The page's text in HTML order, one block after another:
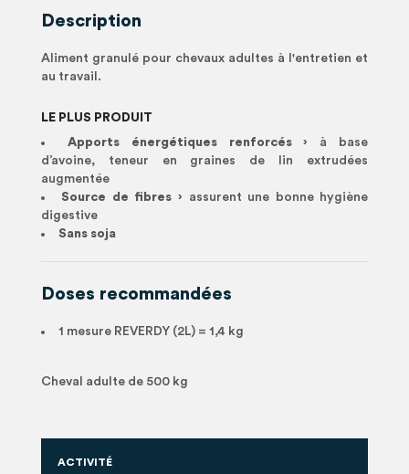
Description
Aliment granulé pour chevaux adultes à l'entretien et
au travail.
LE PLUS PRODUIT
Apports énergétiques renforcés › à base
d’avoine, teneur en graines de lin extrudées
augmentée
Source de fibres ›
assurent une bonne hygiène
digestive
Sans soja
Doses recommandées
1 mesure REVERDY (2L) = 1,4 kg
Cheval adulte de 500 kg
ACTIVITÉ